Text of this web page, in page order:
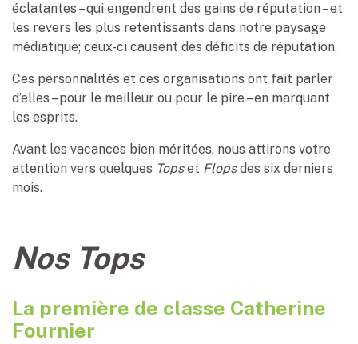
éclatantes – qui engendrent des gains de réputation – et
les revers les plus retentissants dans notre paysage
médiatique; ceux-ci causent des déficits de réputation.
Ces personnalités et ces organisations ont fait parler
d’elles – pour le meilleur ou pour le pire – en marquant
les esprits.
Avant les vacances bien méritées, nous attirons votre
attention vers quelques Topset Flopsdes six derniers
mois.
Nos Tops
La première de classe Catherine
Fournier